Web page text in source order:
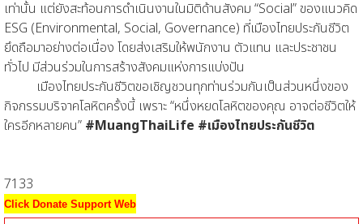
เท่านั้น แต่ยังสะท้อนการดำเนินงานในมิติด้านสังคม “Social” ของแนวคิด
ESG (Environmental, Social, Governance) ที่เมืองไทยประกันชีวิต
ยึดถือมาอย่างต่อเนื่อง โดยส่งเสริมให้พนักงาน ตัวแทน และประชาชน
ทั่วไป มีส่วนร่วมในการสร้างสังคมแห่งการแบ่งปัน
เมืองไทยประกันชีวิตขอเชิญชวนทุกท่านร่วมกันเป็นส่วนหนึ่งของ
กิจกรรมบริจาคโลหิตครั้งนี้ เพราะ “หนึ่งหยดโลหิตของคุณ อาจต่อชีวิตให้
ใครอีกหลายคน” #MuangThaiLife #เมืองไทยประกันชีวิต
7133
Click Donate Support Web